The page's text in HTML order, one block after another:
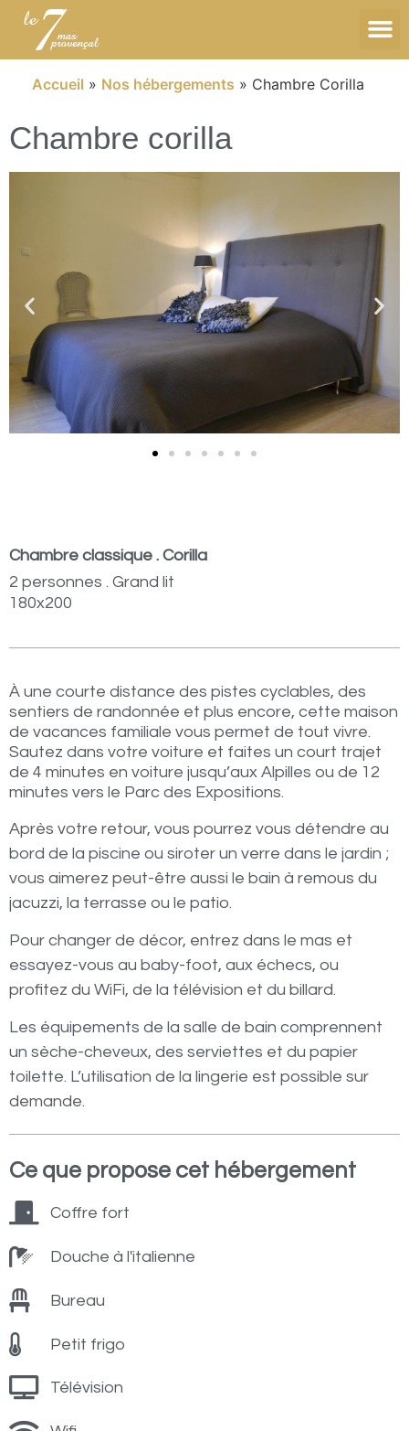
Accueil » Nos hébergements » Chambre Corilla
Chambre corilla
Chambre classique . Corilla
2 personnes . Grand lit
180x200
À une courte distance des pistes cyclables, des
sentiers de randonnée et plus encore, cette maison
de vacances familiale vous permet de tout vivre.
Sautez dans votre voiture et faites un court trajet
de 4 minutes en voiture jusqu’aux Alpilles ou de 12
minutes vers le Parc des Expositions.
Après votre retour, vous pourrez vous détendre au
bord de la piscine ou siroter un verre dans le jardin ;
vous aimerez peut-être aussi le bain à remous du
jacuzzi, la terrasse ou le patio.
Pour changer de décor, entrez dans le mas et
essayez-vous au baby-foot, aux échecs, ou
profitez du WiFi, de la télévision et du billard.
Les équipements de la salle de bain comprennent
un sèche-cheveux, des serviettes et du papier
toilette. L’utilisation de la lingerie est possible sur
demande.
Ce que propose cet hébergement
Coffre fort
Douche à l'italienne
Bureau
Petit frigo
Télévision